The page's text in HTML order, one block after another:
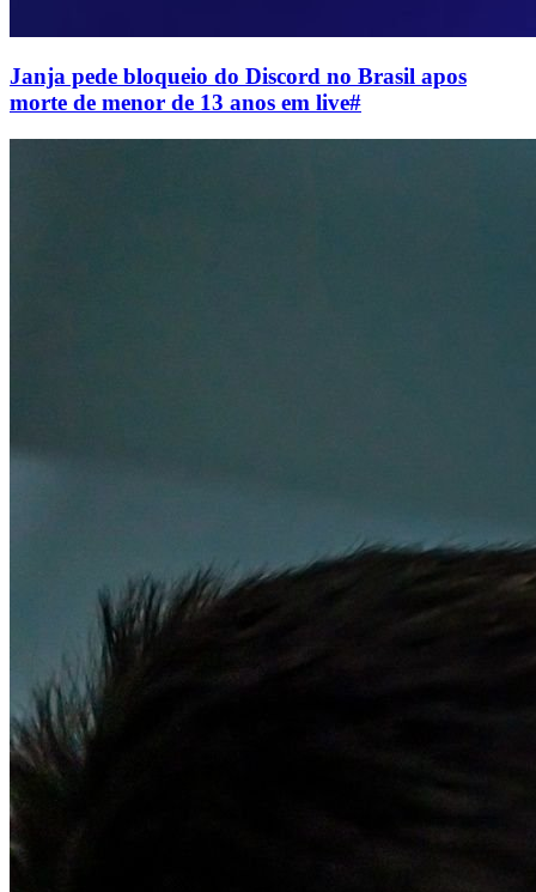
Janja pede bloqueio do Discord no Brasil apos
morte de menor de 13 anos em live#